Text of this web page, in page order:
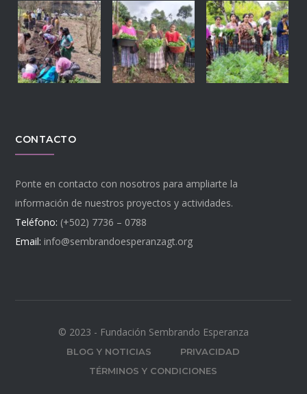
CONTACTO
Ponte en contacto con nosotros para ampliarte la
información de nuestros proyectos y actividades.
Teléfono: (+502) 7736 – 0788
Email: info@sembrandoesperanzagt.org
© 2023 - Fundación Sembrando Esperanza
BLOG Y NOTICIAS
PRIVACIDAD
TÉRMINOS Y CONDICIONES